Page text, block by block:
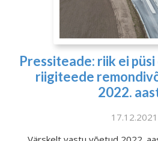
Pressiteade: riik ei
riigiteede
2022.
17.12.2021